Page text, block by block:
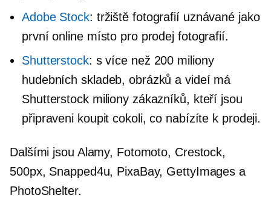
Adobe Stock: tržiště fotografií uznávané jako
první online místo pro prodej fotografií.
Shutterstock: s více než 200 miliony
hudebních skladeb, obrázků a videí má
Shutterstock miliony zákazníků, kteří jsou
připraveni koupit cokoli, co nabízíte k prodeji.
Dalšími jsou Alamy, Fotomoto, Crestock,
500px, Snapped4u, PixaBay, GettyImages a
PhotoShelter.